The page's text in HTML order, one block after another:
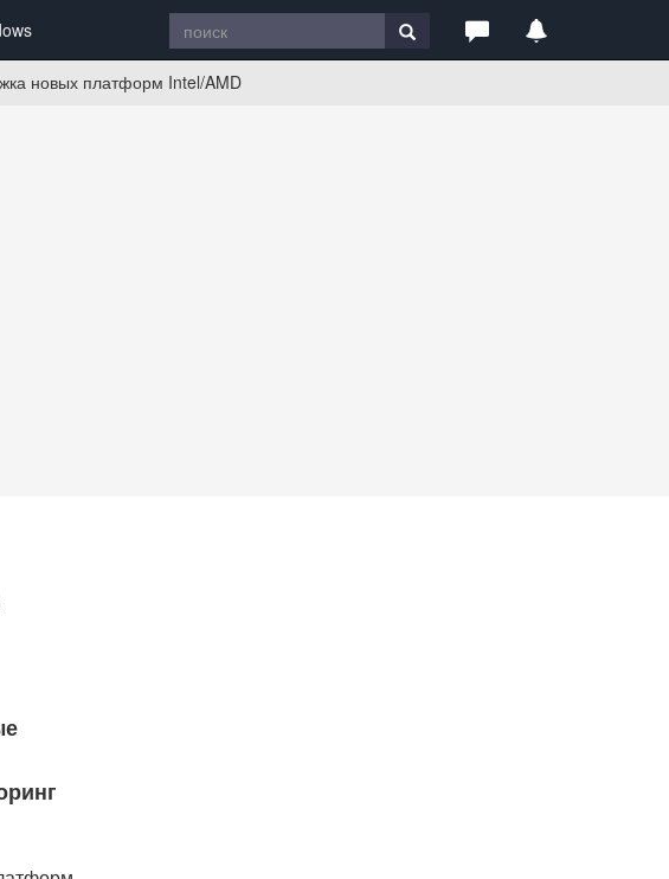
новых платформ Intel/AMD